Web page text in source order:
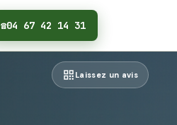
☎04 67 42 14 31
Laissez un avis